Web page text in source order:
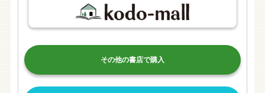
その他の書店で購入